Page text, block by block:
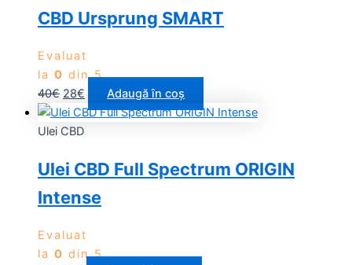
CBD Ursprung SMART
Evaluat
la 0 din 5
40€ 28€ Adaugă în coș
Ulei CBD
Ulei CBD Full Spectrum ORIGIN
Intense
Evaluat
la 0 din 5